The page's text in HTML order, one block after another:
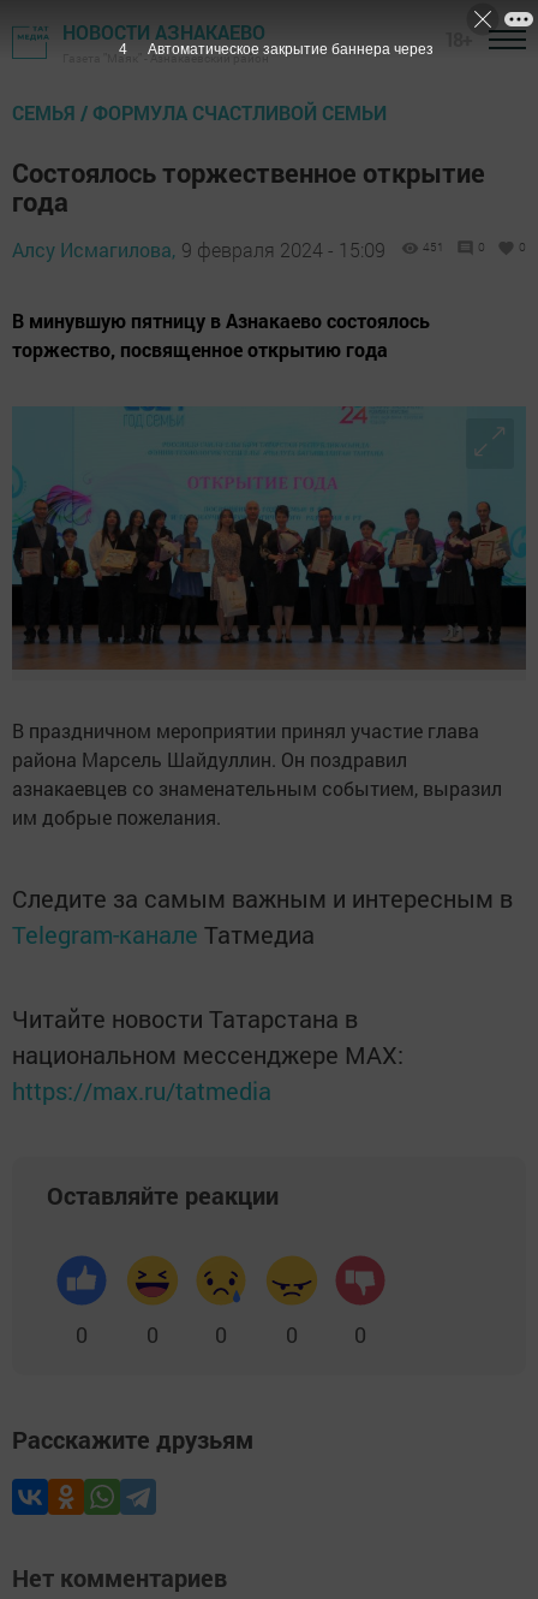
НОВОСТИ АЗНАКАЕВО
Газета "Маяк" - Азнакаевский район
СЕМЬЯ / ФОРМУЛА СЧАСТЛИВОЙ СЕМЬИ
Состоялось торжественное открытие
года
Алсу Исмагилова, 9 февраля 2024 - 15:09 451 0 0
В минувшую пятницу в Азнакаево состоялось
торжество, посвященное открытию года
В праздничном мероприятии принял участие глава
района Марсель Шайдуллин. Он поздравил
азнакаевцев со знаменательным событием, выразил
им добрые пожелания.
Следите за самым важным и интересным в
Telegram-канале Татмедиа
Читайте новости Татарстана в
национальном мессенджере MАХ:
https://max.ru/tatmedia
Оставляйте реакции
0 0 0 0 0
Расскажите друзьям
Нет комментариев
2 Автоматическое закрытие баннера через